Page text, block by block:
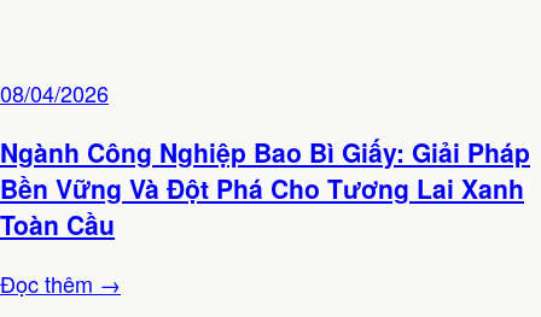
08/04/2026
Ngành Công Nghiệp Bao Bì Giấy: Giải Pháp
Bền Vững Và Đột Phá Cho Tương Lai Xanh
Toàn Cầu
Đọc thêm →